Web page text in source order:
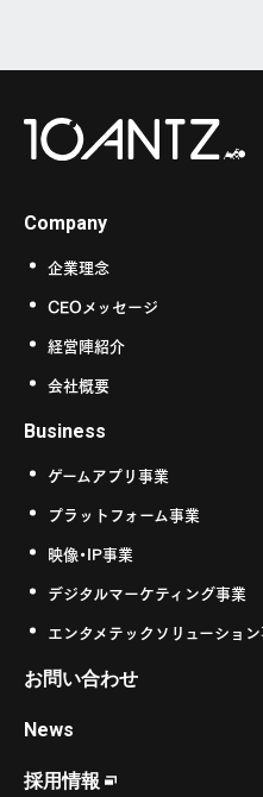
Company
企業理念
CEOメッセージ
経営陣紹介
会社概要
Business
ゲームアプリ事業
プラットフォーム事業
映像・IP事業
デジタルマーケティング事業
エンタメテックソリューショ
お問い合わせ
News
採用情報